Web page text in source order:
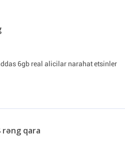
6gb real alicilar narahat etsinler
rəng qara